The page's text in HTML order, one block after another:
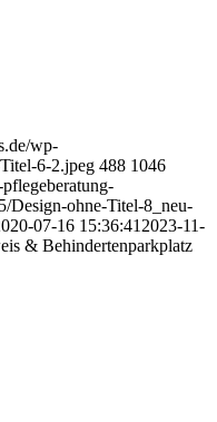
wp-
6-2.jpeg 488 1046
Design-ohne-Titel-8_neu-
07-16 15:36:41 2023-11-
& Behindertenparkplatz